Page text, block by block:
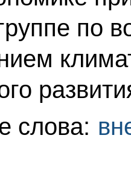
по
слова: